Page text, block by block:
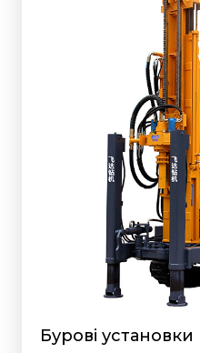
Бурові установки